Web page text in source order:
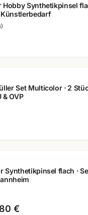
Synthetikpinsel
Künstlerbedarf
)
Set Multicolor · 2
& OVP
Synthetikpinsel flach ·
€